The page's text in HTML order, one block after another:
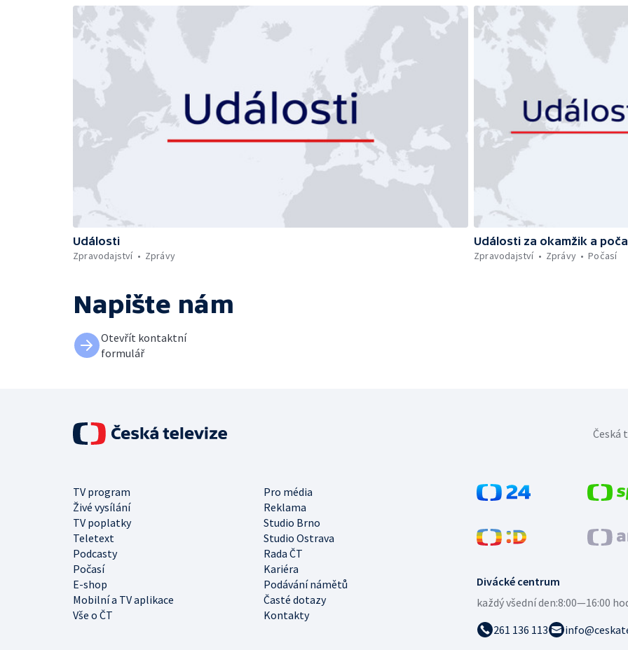
Události
Zpravodajství
Zprávy
Události za okamžik a
Zpravodajství
Zprávy Počasí
Napište nám
Otevřít kontaktní
formulář
Divácké centrum
každý všední den:8:00—16:00
261 136 113
TV program
Pro média
Živé vysílání
Reklama
TV poplatky
Studio Brno
Teletext
Studio Ostrava
Podcasty
Rada ČT
Počasí
Kariéra
E-shop
Podávání námětů
Mobilní a TV aplikace
Časté dotazy
Vše o ČT
Kontakty
Česká